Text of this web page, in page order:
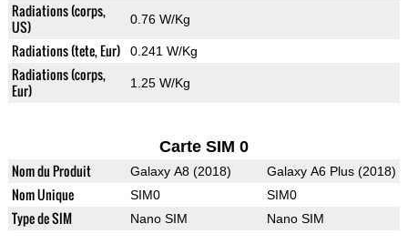
Radiations (corps,
US)
0.76 W/Kg
Radiations (tete, Eur) 0.241 W/Kg
Radiations (corps,
Eur)
1.25 W/Kg
Carte SIM 0
Nom du Produit Galaxy A8 (2018) Galaxy A6 Plus (2018)
Nom Unique SIM0 SIM0
Type de SIM Nano SIM Nano SIM